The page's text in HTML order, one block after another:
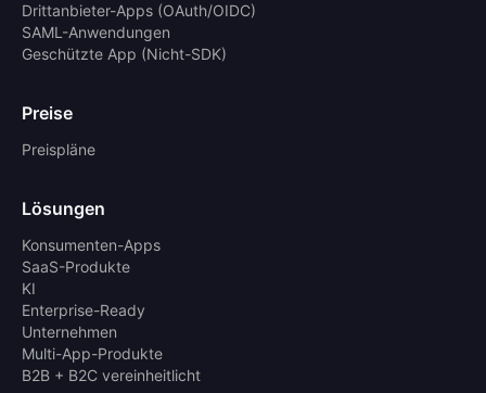
Drittanbieter-Apps (OAuth/OIDC)
SAML-Anwendungen
Geschützte App (Nicht-SDK)
Preise
Preispläne
Lösungen
Konsumenten-Apps
SaaS-Produkte
KI
Enterprise-Ready
Unternehmen
Multi-App-Produkte
B2B + B2C vereinheitlicht